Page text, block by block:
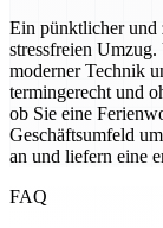
Ein pünktlicher und
stressfreien
moderner Technik
termingerecht und
ob Sie eine
Geschäftsumfeld
an und liefern eine
FAQ